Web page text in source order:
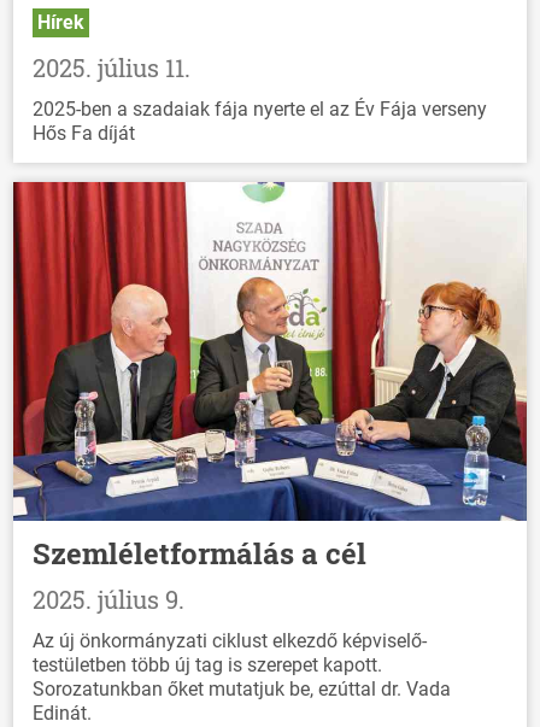
Hírek
2025. július 11.
2025-ben a szadaiak fája nyerte el az Év Fája verseny
Hős Fa díját
Szemléletformálás a cél
2025. július 9.
Az új önkormányzati ciklust elkezdő képviselő-
testületben több új tag is szerepet kapott.
Sorozatunkban őket mutatjuk be, ezúttal dr. Vada
Edinát.